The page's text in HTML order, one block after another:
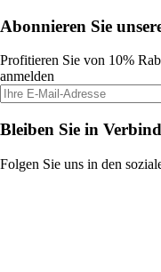
Abonnieren Sie
Profitieren Sie von 10%
anmelden
Bleiben Sie in
Folgen Sie uns in den